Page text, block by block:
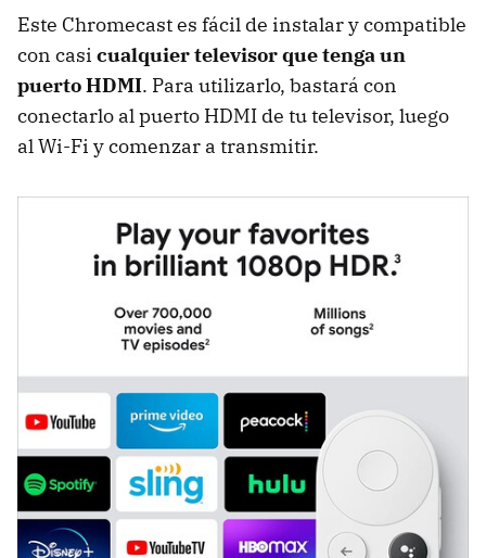
Este Chromecast es fácil de instalar y compatible
con casi cualquier televisor que tenga un
puerto HDMI. Para utilizarlo, bastará con
conectarlo al puerto HDMI de tu televisor, luego
al Wi-Fi y comenzar a transmitir.